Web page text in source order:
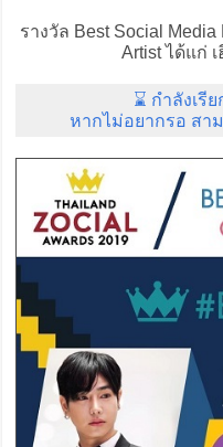
รางวัล Best Social
Artist ได้แก่
⌛ กำลังเรี
หากไม่อยากรอ สา